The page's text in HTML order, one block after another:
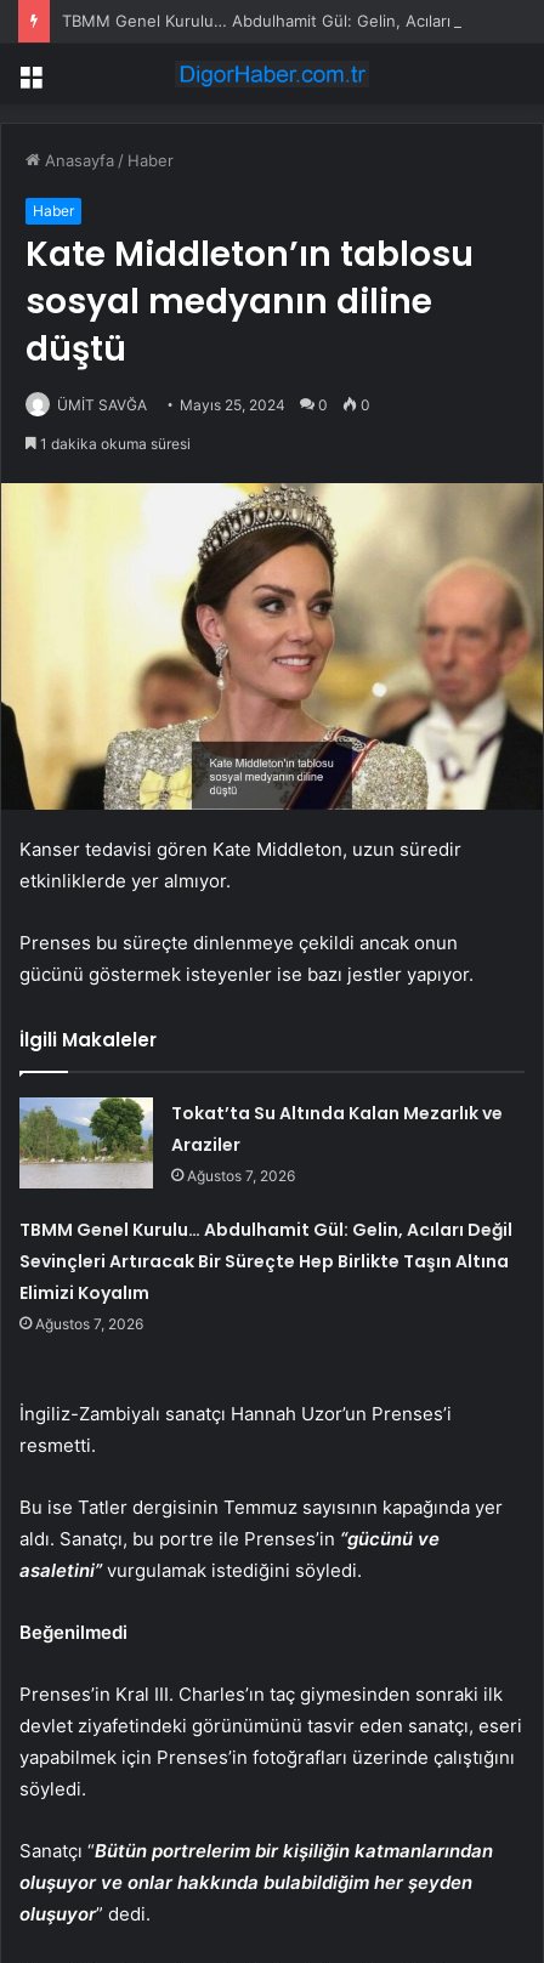
Menü
Anasayfa / Haber
Haber
Kate Middleton’ın tablosu
sosyal medyanın diline
düştü
ÜMİT SAVĞA Mayıs 25, 2024 0 0
1 dakika okuma süresi
Kanser tedavisi gören Kate Middleton, uzun süredir
etkinliklerde yer almıyor.
Prenses bu süreçte dinlenmeye çekildi ancak onun
gücünü göstermek isteyenler ise bazı jestler yapıyor.
İlgili Makaleler
Tokat’ta Su Altında Kalan Mezarlık ve
Araziler
Ağustos 7, 2026
TBMM Genel Kurulu… Abdulhamit Gül: Gelin, Acıları Değil
Sevinçleri Artıracak Bir Süreçte Hep Birlikte Taşın Altına
Elimizi Koyalım
Ağustos 7, 2026
İngiliz-Zambiyalı sanatçı Hannah Uzor’un Prenses’i
resmetti.
Bu ise Tatler dergisinin Temmuz sayısının kapağında yer
aldı. Sanatçı, bu portre ile Prenses’in “gücünü ve
asaletini”vurgulamak istediğini söyledi.
Beğenilmedi
Prenses’in Kral III. Charles’ın taç giymesinden sonraki ilk
devlet ziyafetindeki görünümünü tasvir eden sanatçı, eseri
yapabilmek için Prenses’in fotoğrafları üzerinde çalıştığını
söyledi.
Sanatçı “Bütün portrelerim bir kişiliğin katmanlarından
oluşuyor ve onlar hakkında bulabildiğim her şeyden
oluşuyor” dedi.